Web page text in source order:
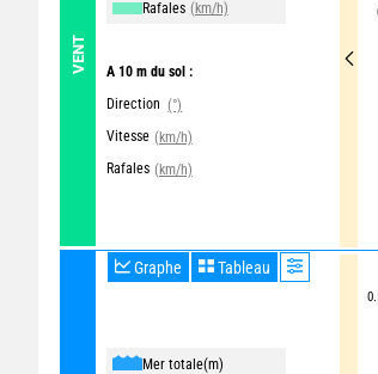
VENT
Rafales (km/h)
A 10 m du sol :
Direction (°)
Vitesse (km/h)
Rafales (km/h)
Graphe Tableau
Mer totale(m)